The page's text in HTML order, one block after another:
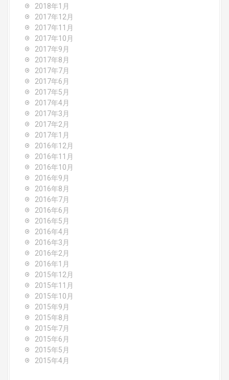
2018年1月
2017年12月
2017年11月
2017年10月
2017年9月
2017年8月
2017年7月
2017年6月
2017年5月
2017年4月
2017年3月
2017年2月
2017年1月
2016年12月
2016年11月
2016年10月
2016年9月
2016年8月
2016年7月
2016年6月
2016年5月
2016年4月
2016年3月
2016年2月
2016年1月
2015年12月
2015年11月
2015年10月
2015年9月
2015年8月
2015年7月
2015年6月
2015年5月
2015年4月